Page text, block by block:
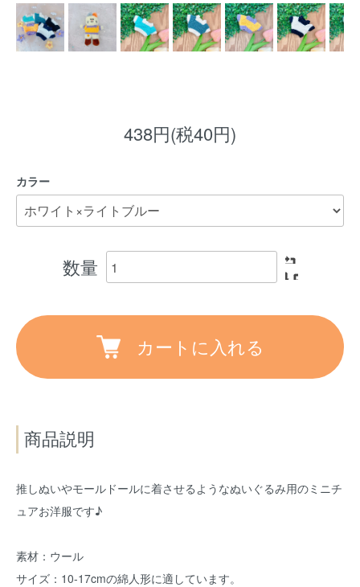
438円(税40円)
カラー
数量
カートに入れる
商品説明
推しぬいやモールドールに着させるようなぬいぐるみ用のミニチ
ュアお洋服です♪
素材：ウール
サイズ：10-17cmの綿人形に適しています。